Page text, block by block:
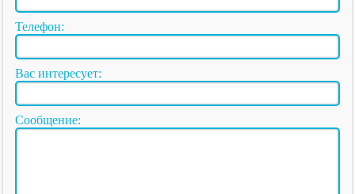
Телефон:
Вас интересует:
Сообщение: